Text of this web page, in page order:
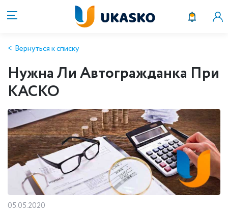
Вернуться к списку
Нужна Ли Автогражданка При
КАСКО
05.05.2020